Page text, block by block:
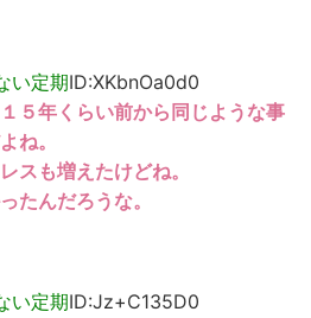
い定期ID:XKbnOa0d0
５年くらい前から同じような事
ね。
スも増えたけどね。
たんだろうな。
い定期ID:Jz+C135D0